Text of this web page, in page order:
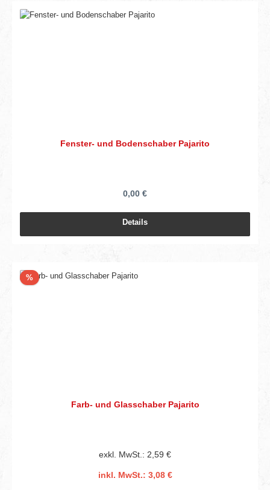
Fenster- und Bodenschaber Pajarito
0,00 €
Details
%Rabatt
Farb- und Glasschaber Pajarito
exkl. MwSt.: 2,59 €
inkl. MwSt.: 3,08 €